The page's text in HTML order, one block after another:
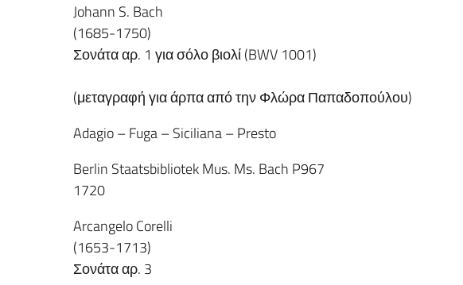
Johann S. Bach
(1685-1750)
Σονάτα αρ. 1 για σόλο βιολί (BWV 1001)
(μεταγραφή για άρπα από την Φλώρα Παπαδοπούλου)
Adagio – Fuga – Siciliana – Presto
Berlin Staatsbibliotek Mus. Ms. Bach P967
1720
Arcangelo Corelli
(1653-1713)
Σονάτα αρ. 3